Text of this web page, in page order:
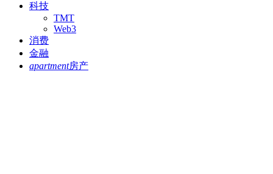
科技
TMT
Web3
消费
金融
apartment房产